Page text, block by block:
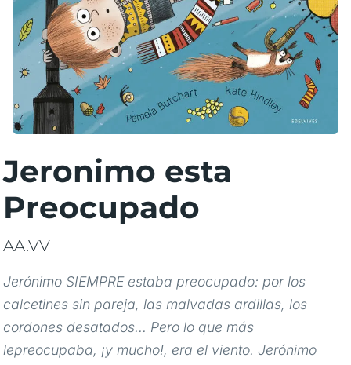
Jeronimo esta
Preocupado
AA.VV
Jerónimo SIEMPRE estaba preocupado: por los
calcetines sin pareja, las malvadas ardillas, los
cordones desatados... Pero lo que más
lepreocupaba, ¡y mucho!, era el viento. Jerónimo